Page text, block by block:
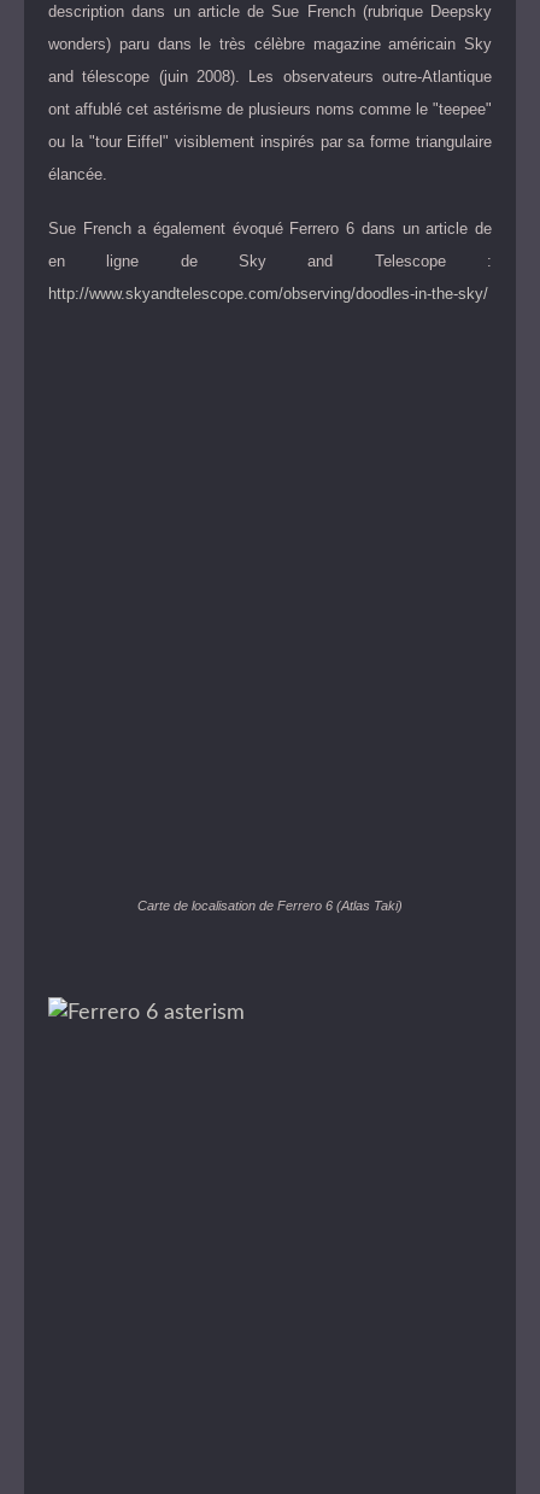
description dans un article de Sue French (rubrique Deepsky
wonders) paru dans le très célèbre magazine américain Sky
and télescope (juin 2008). Les observateurs outre-Atlantique
ont affublé cet astérisme de plusieurs noms comme le "teepee"
ou la "tour Eiffel" visiblement inspirés par sa forme triangulaire
élancée.
Sue French a également évoqué Ferrero 6 dans un article de
en ligne de Sky and Telescope :
http://www.skyandtelescope.com/observing/doodles-in-the-sky/
Carte de localisation de Ferrero 6 (Atlas Taki)